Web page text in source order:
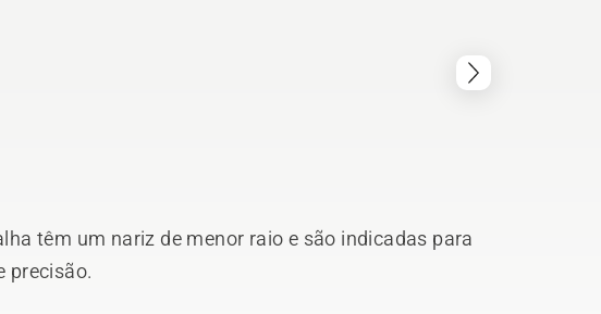
têm um nariz de menor raio e são indicadas para
precisão.